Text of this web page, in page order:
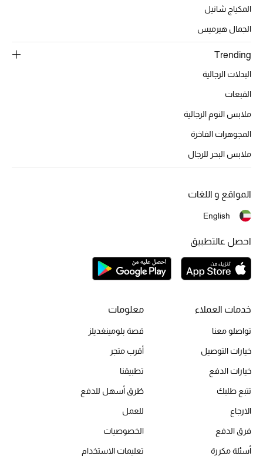
هدايا للنساء
ركن الفخامة
جميع الأحذية النسائية
جميع الحقائب النسائية
موضة نسائية
الحقائب
الحقائب النسائية
حقائب رجالية
حقائب الأطفال
أبرز المصممين
المكياج شانيل
الجمال هيرميس
Trending
البدلات الرجالية
القبعات
ملابس النوم الرجالية
المجوهرات الفاخرة
ملابس البحر للرجال
خدمات العملاء
تواصلو معنا
خيارات التوصيل
خيارات الدفع
تتبع طلبك
الارجاع
فرق الدفع
أسئلة مكررة
معلومات
قصة بلومينغديلز
أقرب متجر
تطبيقنا
طُرق أسهل للدفع
للعمل
الخصوصيات
تعليمات الاستخدام
المواقع و اللغات
English
احصل عالتطبيق